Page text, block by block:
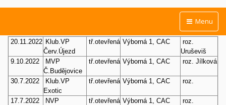
Menu
20.11.2022 Klub.VP
Červ.Újezd
tř.otevřená Výborná 1, CAC
roz.
Uruševiš
9.10.2022
MVP
Č.Budějovice
tř.otevřená Výborná 1, CAC roz. Jílková
30.7.2022
Klub.VP
Exotic
tř.otevřená Výborná 1, CAC roz.
17.7.2022
NVP
tř.otevřená Výborná 1, CAC
roz.